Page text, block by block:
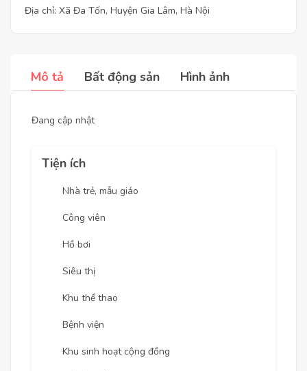
Địa chỉ: Xã Đa Tốn, Huyện Gia Lâm, Hà Nội
Mô tả Bất động sản Hình ảnh
Đang cập nhật
Tiện ích
Nhà trẻ, mẫu giáo
Công viên
Hồ bơi
Siêu thị
Khu thể thao
Bệnh viện
Khu sinh hoạt cộng đồng